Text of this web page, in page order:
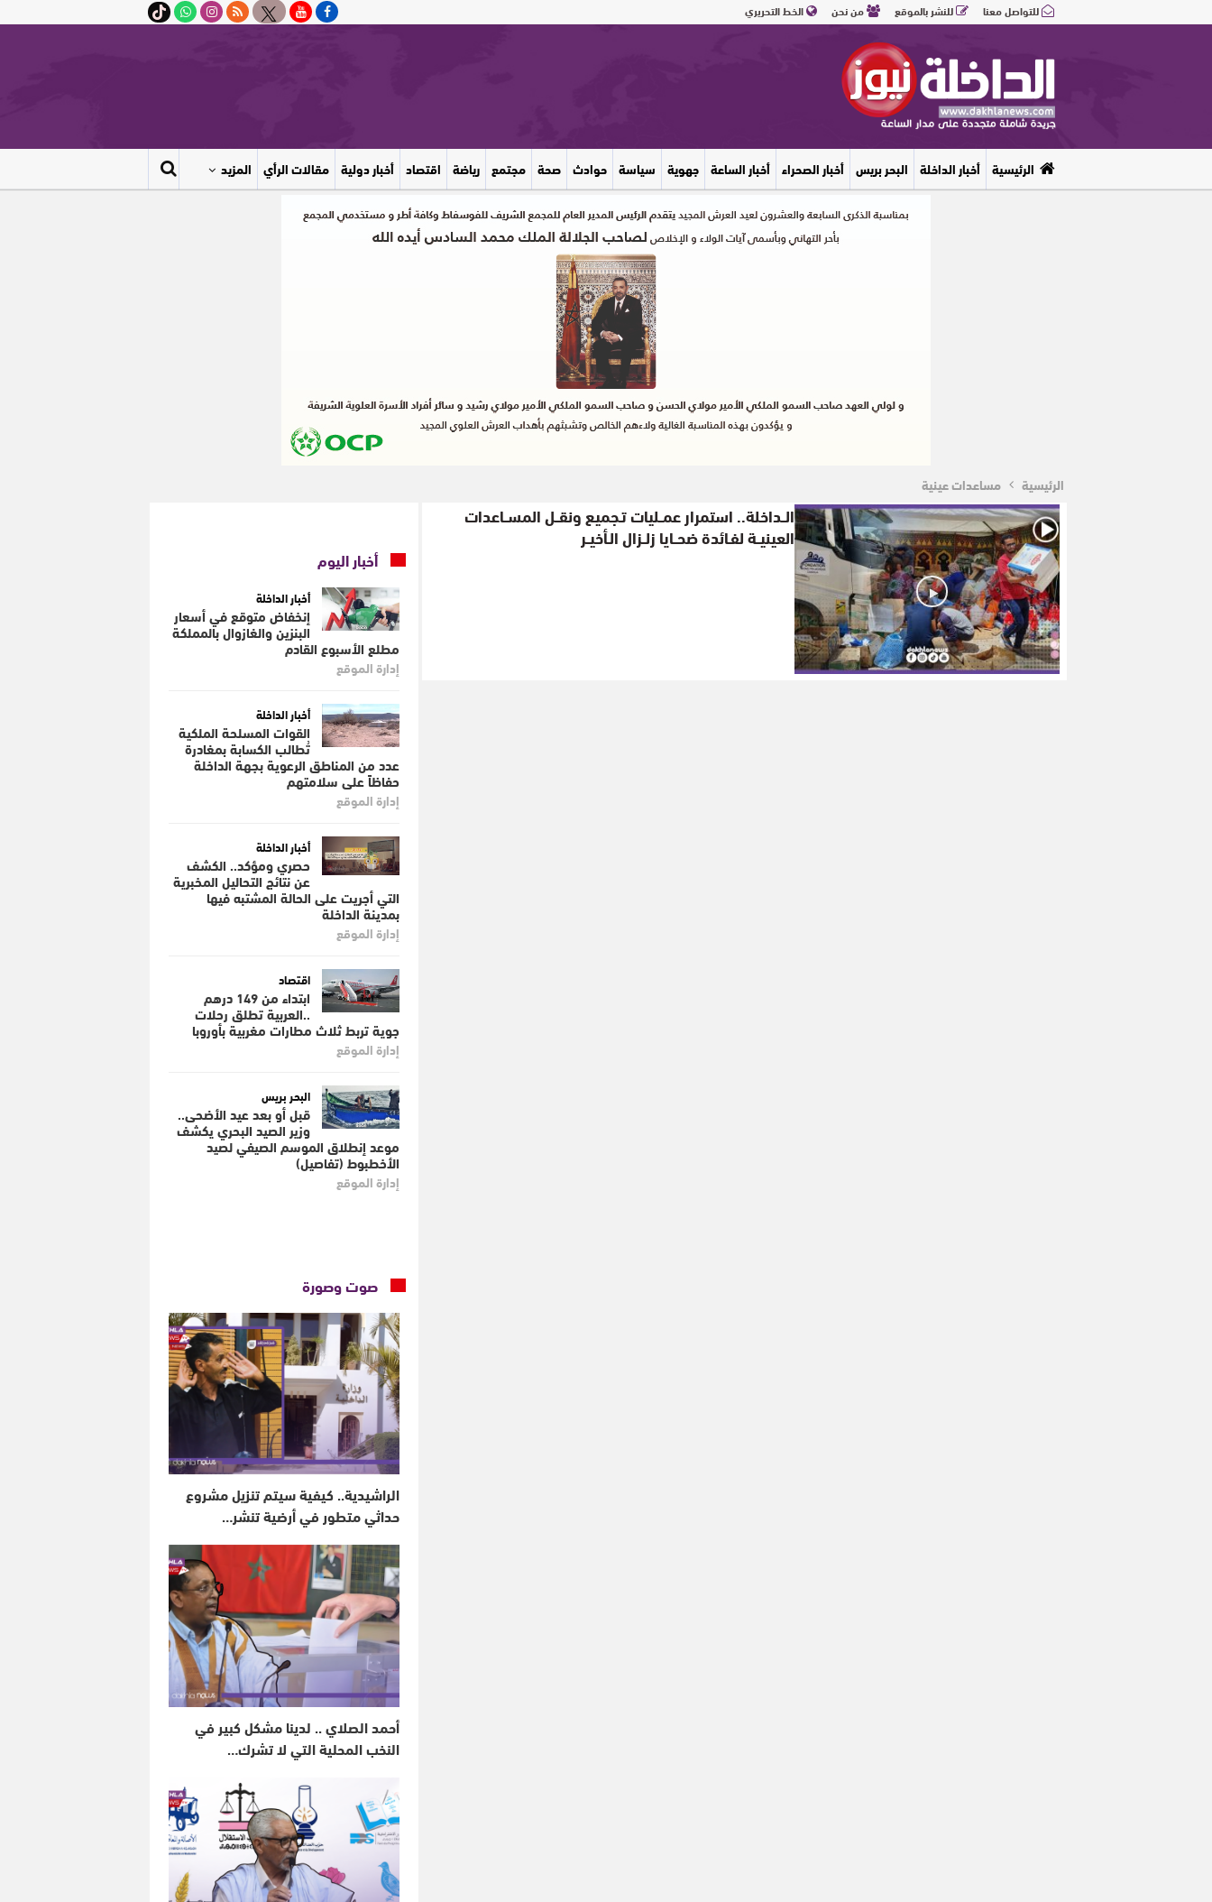
للتواصل معنا للنشر بالموقع من نحن الخط التحريري
الرئيسية أخبار الداخلة البحر بريس أخبار الصحراء أخبار الساعة جهوية سياسة حوادث صحة مجتمع رياضة اقتصاد أخبار دولية مقالات الرأي المزيد
الرئيسية مساعدات عينية
الــداخلة.. استمرار عمــليات تـجميع ونقــل المســاعدات
العينيــة لفـائدة ضحــايا زلــزال الـأخيــر
أخبار اليوم
أخبار الداخلة
إنخفاض متوقع في أسعار
البنزين والغازوال بالمملكة
مطلع الأسبوع القادم
إدارة الموقع
أخبار الداخلة
القوات المسلحة الملكية
تُطالب الكسابة بمغادرة
عدد من المناطق الرعوية بجهة الداخلة
حفاظاً على سلامتهم
إدارة الموقع
أخبار الداخلة
حصري ومؤكد.. الكشف
عن نتائج التحاليل المخبرية
التي أجريت على الحالة المشتبه فيها
بمدينة الداخلة
إدارة الموقع
اقتصاد
ابتداء من 149 درهم
..العربية تطلق رحلات
جوية تربط ثلاث مطارات مغربية بأوروبا
إدارة الموقع
البحر بريس
قبل أو بعد عيد الأضحى..
وزير الصيد البحري يكشف
موعد إنطلاق الموسم الصيفي لصيد
الأخطبوط (تفاصيل)
إدارة الموقع
صوت وصورة
الراشيدية.. كيفية سيتم تنزيل مشروع
حداثي متطور في أرضية تنشر…
أحمد الصلاي .. لدينا مشكل كبير في
النخب المحلية التي لا تشرك…